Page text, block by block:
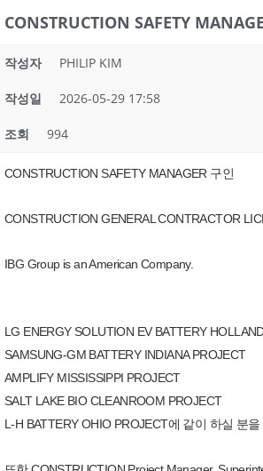
CONSTRUCTION SAFETY
작성자 PHILIP KIM
작성일 2026-05-29 17:58
조회 994
CONSTRUCTION SAFETY MANAGER 구인
CONSTRUCTION GENERAL CONTRACTOR
IBG Group is an American Company.
LG ENERGY SOLUTION EV BATTERY
SAMSUNG-GM BATTERY INDIANA PROJECT
AMPLIFY MISSISSIPPI PROJECT
SALT LAKE BIO CLEANROOM PROJECT
L-H BATTERY OHIO PROJECT에 같이 하실 분